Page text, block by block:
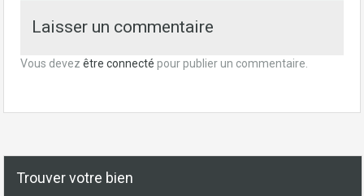
Laisser un commentaire
Vous devez être connecté pour publier un commentaire.
Trouver votre bien